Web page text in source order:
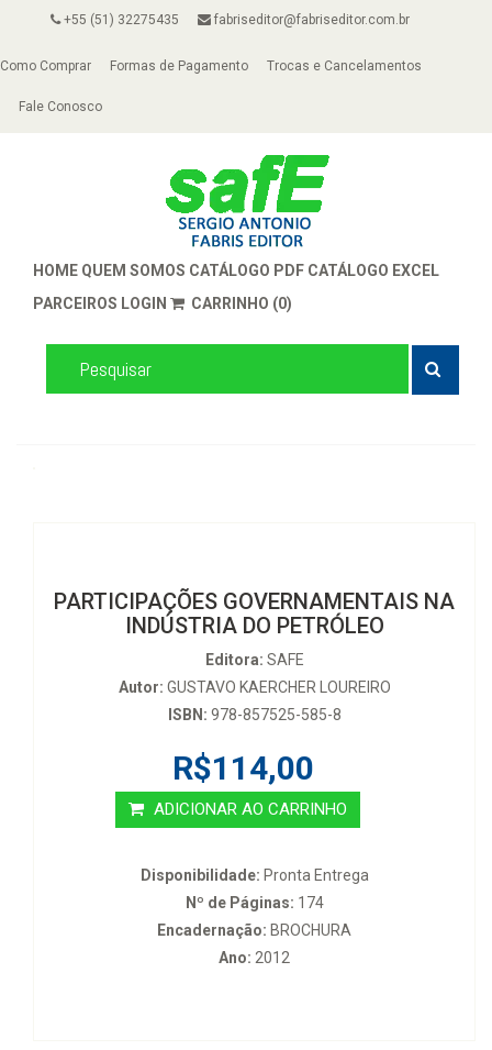
+55 (51) 32275435 fabriseditor@fabriseditor.com.br
Como Comprar Formas de Pagamento Trocas e Cancelamentos
Fale Conosco
HOME QUEM SOMOS CATÁLOGO PDF CATÁLOGO EXCEL
PARCEIROS LOGIN CARRINHO (0)
PARTICIPAÇÕES GOVERNAMENTAIS NA
INDÚSTRIA DO PETRÓLEO
Editora: SAFE
Autor: GUSTAVO KAERCHER LOUREIRO
ISBN: 978-857525-585-8
R$114,00
ADICIONAR AO CARRINHO
Disponibilidade: Pronta Entrega
Nº de Páginas: 174
Encadernação: BROCHURA
Ano: 2012